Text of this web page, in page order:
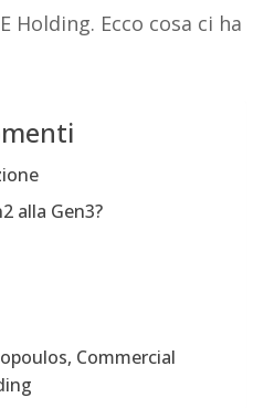
Holding. Ecco cosa ci ha
alla Gen3?
Commercial